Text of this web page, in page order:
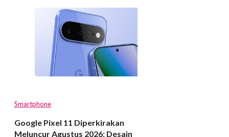
Smartphone
Google Pixel 11 Diperkirakan
Meluncur Agustus 2026: Desain